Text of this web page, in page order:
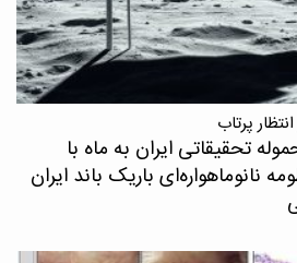
پرتاب
تحقیقاتی ایران به ماه با
نانوماهواره‌ای باریک باند ایران